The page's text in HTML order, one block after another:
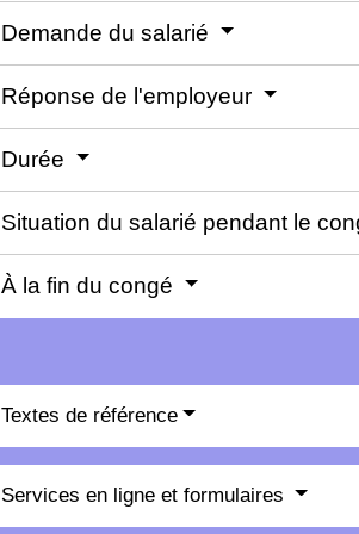
Demande du salarié
Réponse de l'employeur
Durée
Situation du salarié pendant le
À la fin du congé
Textes de référence
Services en ligne et formulaires